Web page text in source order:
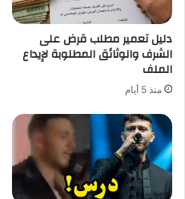
دليل تعمير مطلب قرض على
الشرف والوثائق المطلوبة لإيداع
الملف
منذ 5 أيام